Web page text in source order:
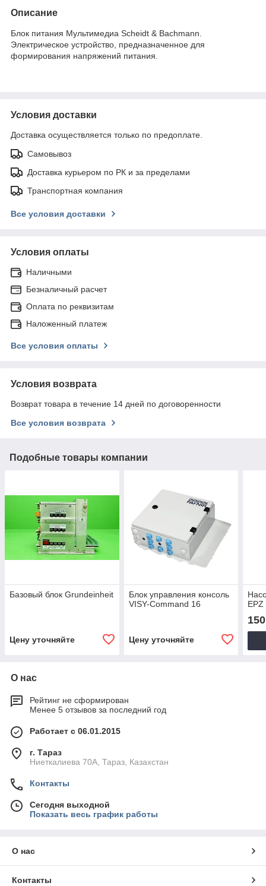
Описание
Блок питания Мультимедиа Scheidt & Bachmann.
Электрическое устройство, предназначенное для
формирования напряжений питания.
Условия доставки
Доставка осуществляется только по предоплате.
Самовывоз
Доставка курьером по РК и за пределами
Транспортная компания
Все условия доставки
Условия оплаты
Наличными
Безналичный расчет
Оплата по реквизитам
Наложенный платеж
Все условия оплаты
Условия возврата
Возврат товара в течение 14 дней по договоренности
Все условия возврата
Подобные товары компании
Базовый блок Grundeinheit
Цену уточняйте
Блок управления консоль
VISY-Command 16
Цену уточняйте
EPZ
О нас
Рейтинг не сформирован
Менее 5 отзывов за последний год
Работает с 06.01.2015
г. Тараз
Ниеткалиева 70А, Тараз, Казахстан
Контакты
Сегодня выходной
Показать весь график работы
О нас
Контакты